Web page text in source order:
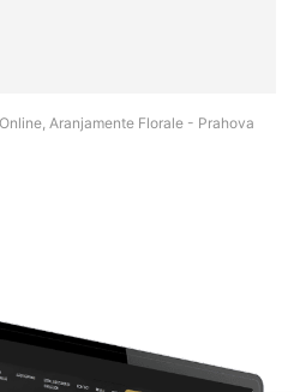
Aranjamente Florale - Prahova